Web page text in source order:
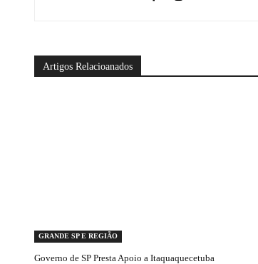
Artigos Relacioanados
GRANDE SP E REGIÃO
Governo de SP Presta Apoio a Itaquaquecetuba